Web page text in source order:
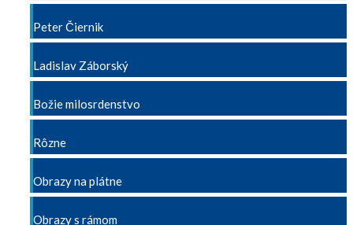
Peter Čiernik
Ladislav Záborský
Božie milosrdenstvo
Rôzne
Obrazy na plátne
Obrazy s rámom